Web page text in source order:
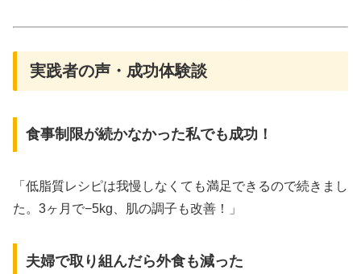
実践者の声・成功体験談
食事制限が続かなかった私でも成功！
「低脂質レシピは我慢しなくても満足できるので続きまし
た。3ヶ月で−5kg、肌の調子も改善！」
夫婦で取り組んだら外食も減った